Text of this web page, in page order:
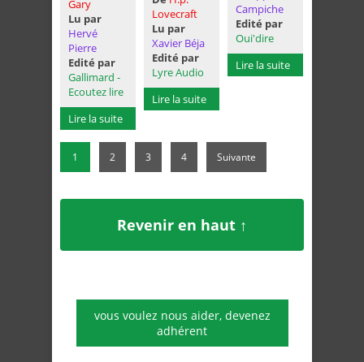
Lovecraft
Lu par
Xavier Béja
Edité par
Lyre Audio
Lire la suite
Campiche
Edité par
Oui'dire
Lire la suite
Gary
Lu par
Hervé
Pierre
Edité par
Gallimard -
Ecoutez lire
Lire la suite
1 2 3 4 Suivante
Revenir en haut ↑
vous voulez nous aider, devenez
adhérent